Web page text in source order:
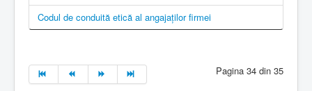
Codul de conduită etică al angajaților firmei
Pagina 34 din 35